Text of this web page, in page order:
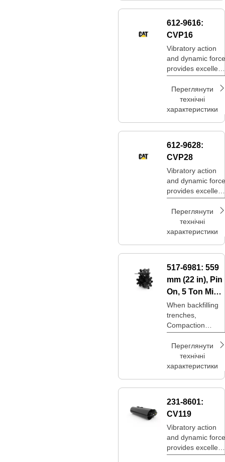
612-9616:
CVP16
Vibratory action
and dynamic force
provides excellent
compaction in a
compact size.
Переглянути
технічні
характеристики
612-9628:
CVP28
Vibratory action
and dynamic force
provides excellent
compaction in a
compact size.
Переглянути
технічні
характеристики
517-6981: 559
mm (22 in), Pin
On, 5 Ton Mini
Excavators
When backfilling
trenches,
Compaction
Wheels are an
option to achieve
desired
compaction levels
Переглянути
технічні
характеристики
231-8601:
CV119
Vibratory action
and dynamic force
provides excellent
compaction in a